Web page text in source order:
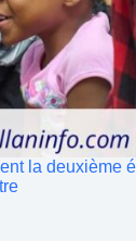
la deuxième